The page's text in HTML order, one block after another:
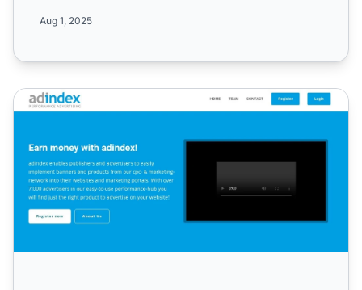
Aug 1, 2025
Adindex partnerský program